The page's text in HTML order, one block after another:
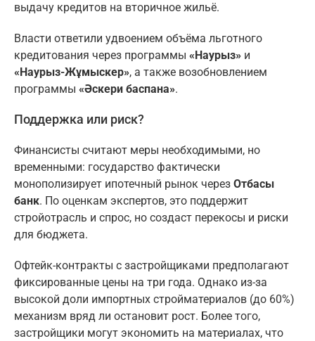
выдачу кредитов на вторичное жильё.
Власти ответили удвоением объёма льготного
кредитования через программы «Наурыз» и
«Наурыз-Жұмыскер», а также возобновлением
программы «Әскери баспана».
Поддержка или риск?
Финансисты считают меры необходимыми, но
временными: государство фактически
монополизирует ипотечный рынок через Отбасы
банк. По оценкам экспертов, это поддержит
стройотрасль и спрос, но создаст перекосы и риски
для бюджета.
Офтейк-контракты с застройщиками предполагают
фиксированные цены на три года. Однако из-за
высокой доли импортных стройматериалов (до 60%)
механизм вряд ли остановит рост. Более того,
застройщики могут экономить на материалах, что